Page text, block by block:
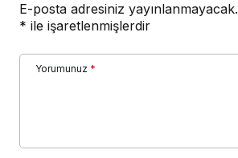
E-posta adresiniz yayınlanmayacak.
* ile işaretlenmişlerdir
Yorumunuz *